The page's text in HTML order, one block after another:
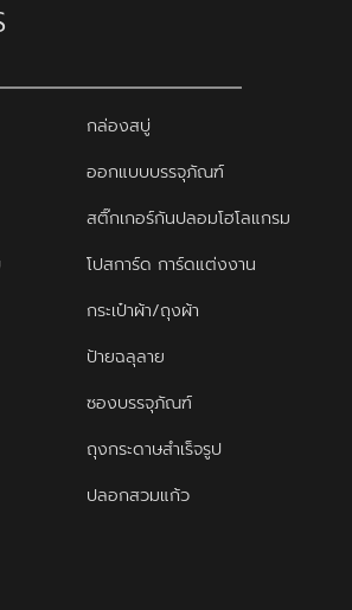
กล่องสบู่
ออกแบบบรรจุภัณฑ์
สติ๊กเกอร์กันปลอมโฮโลแกรม
โปสการ์ด การ์ดแต่งงาน
กระเป๋าผ้า/ถุงผ้า
ป้ายฉลุลาย
ซองบรรจุภัณฑ์
ถุงกระดาษสำเร็จรูป
ปลอกสวมแก้ว